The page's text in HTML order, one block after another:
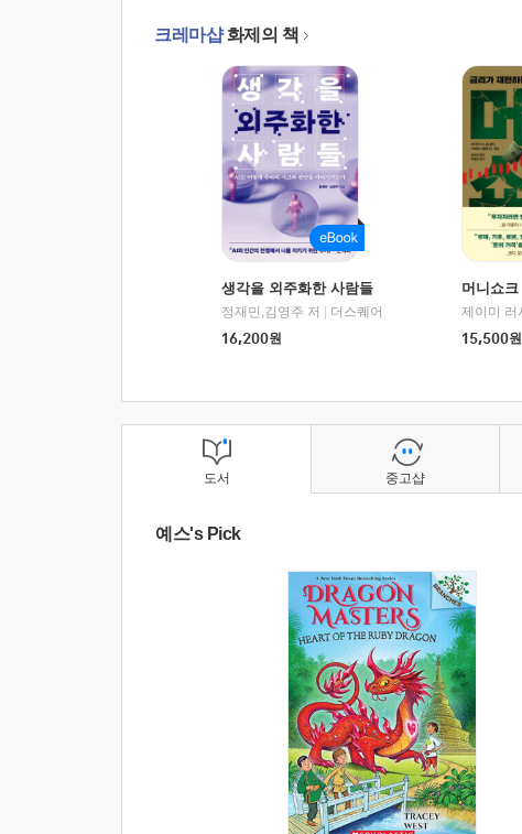
크레마샵화제의 책
생각을 외주화한 사람들
정재민,김영주 저
더스퀘어
16,200원
머니쇼크
15,500원
도서
예스's Pick
중고샵